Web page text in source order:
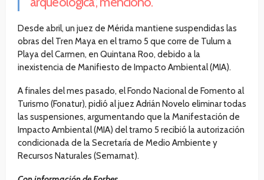
Desde abril, un juez de Mérida mantiene suspendidas las
obras del Tren Maya en el tramo 5 que corre de Tulum a
Playa del Carmen, en Quintana Roo, debido a la
inexistencia de Manifiesto de Impacto Ambiental (MIA).
A finales del mes pasado, el Fondo Nacional de Fomento al
Turismo (Fonatur), pidió al juez Adrián Novelo eliminar todas
las suspensiones, argumentando que la Manifestación de
Impacto Ambiental (MIA) del tramo 5 recibió la autorización
condicionada de la Secretaría de Medio Ambiente y
Recursos Naturales (Semarnat).